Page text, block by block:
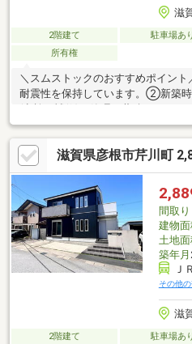
滋
2階建て 駐車場あ
所有権
＼スムストックのおすすめポイン
耐震性を保持しています。②新築時
スプログラムに対応。住宅購入後
です。物件の詳細情報は、イベン
建物価格1136万円/土地価格1264万
す。●庭付き、軽量鉄骨造2階建の
約26.7帖の広さです。●南東側にバ
●車3台を並列で駐車可能な、カース
滋賀県彦根市芹川町
間取り
建物
土地
築年月
Ｊ
その他
滋
2階建て 駐車場あ